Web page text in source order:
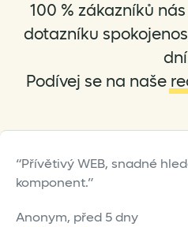
100 % zákazníků
dotazníku
Podívej se na naše
Přívětivý WEB, snadné
komponent.
Anonym, před 5 dny